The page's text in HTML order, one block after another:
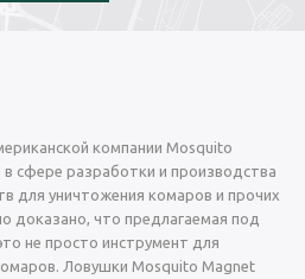
компании Mosquito
сфере разработки и производства
для уничтожения комаров и прочих
доказано, что предлагаемая под
не просто инструмент для
Ловушки Mosquito Magnet